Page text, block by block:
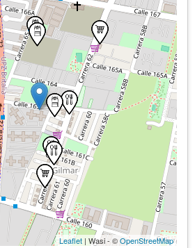
Leaflet | Wasi - ©OpenStreetMap